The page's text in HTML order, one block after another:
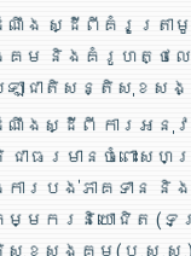
ង ស្ដីពីគំរូត្រាមូ
ម និងគំរូហត្ថលេ
ឡាជាតិសន្តិសុខស
ណឹងស្ដីពី ការអនុ
ធរមានចំពោះសហគ្
របង់ភាគទាន និ
ម្មករនិយោជិត (ទ
តិសុខសង្គម(ប.ស.ស.)